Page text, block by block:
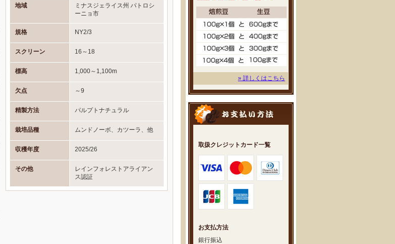
» 詳しくはこちら
取扱クレジットカード一覧
お支払方法
銀行振込
地域
ミナスジェライス州 パトロシ
ーニョ市
規格 NY2/3
スクリーン 16～18
標高 1,000～1,100m
欠点 ～9
精製方法 パルプトナチュラル
栽培品種 ムンドノーボ、カツーラ、他
収穫年度 2025/26
その他
レインフォレストアライアン
ス認証